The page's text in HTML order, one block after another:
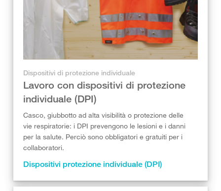
Dispositivi di protezione individuale
Lavoro con dispositivi di protezione
individuale (DPI)
Casco, giubbotto ad alta visibilità o protezione delle
vie respiratorie: i DPI prevengono le lesioni e i danni
per la salute. Perciò sono obbligatori e gratuiti per i
collaboratori.
Dispositivi protezione individuale (DPI)